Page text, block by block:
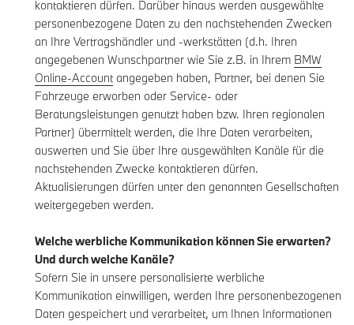
kontaktieren dürfen. Darüber hinaus werden ausgewählte
personenbezogene Daten zu den nachstehenden Zwecken
an Ihre Vertragshändler und -werkstätten (d.h. Ihren
angegebenen Wunschpartner wie Sie z.B. in Ihrem BMW
Online-Accountangegeben haben, Partner, bei denen Sie
Fahrzeuge erworben oder Service- oder
Beratungsleistungen genutzt haben bzw. Ihren regionalen
Partner) übermittelt werden, die Ihre Daten verarbeiten,
auswerten und Sie über Ihre ausgewählten Kanäle für die
nachstehenden Zwecke kontaktieren dürfen.
Aktualisierungen dürfen unter den genannten Gesellschaften
weitergegeben werden.
Welche werbliche Kommunikation können Sie erwarten?
Und durch welche Kanäle?
Sofern Sie in unsere personalisierte werbliche
Kommunikation einwilligen, werden Ihre personenbezogenen
Daten gespeichert und verarbeitet, um Ihnen Informationen